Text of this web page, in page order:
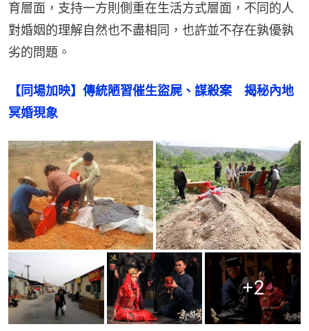
育層面，支持一方則側重在生活方式層面，不同的人
對婚姻的理解自然也不盡相同，也許並不存在孰優孰
劣的問題。
【同場加映】傳統陋習催生盜屍、謀殺案　揭秘內地
冥婚現象
+2